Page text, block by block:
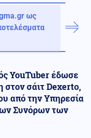
ως
YouTuber έδωσε
στον σάιτ Dexerto,
από την Υπηρεσία
Συνόρων των